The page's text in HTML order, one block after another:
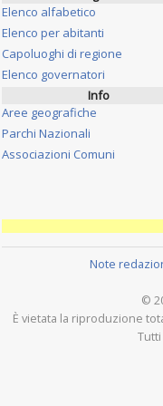
Elenco alfabetico
Elenco per abitanti
Capoluoghi di regione
Elenco governatori
Info
Aree geografiche
Parchi Nazionali
Associazioni Comuni
Note
©
È vietata la riproduzione